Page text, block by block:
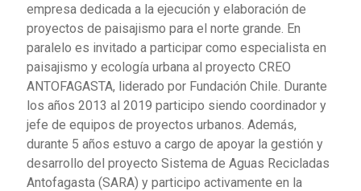
empresa dedicada a la ejecución y elaboración de
proyectos de paisajismo para el norte grande. En
paralelo es invitado a participar como especialista en
paisajismo y ecología urbana al proyecto CREO
ANTOFAGASTA, liderado por Fundación Chile. Durante
los años 2013 al 2019 participo siendo coordinador y
jefe de equipos de proyectos urbanos. Además,
durante 5 años estuvo a cargo de apoyar la gestión y
desarrollo del proyecto Sistema de Aguas Recicladas
Antofagasta (SARA) y participo activamente en la